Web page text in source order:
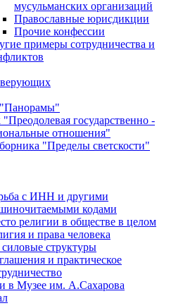
мусульманских организаций
Православные юрисдикции
Прочие конфессии
примеры сотрудничества и
государственно -
отношения"
"Пределы светскости"
с ИНН и другими
кодами
религии в обществе в целом
и права человека
структуры
и практическое
в Музее им. А.Сахарова